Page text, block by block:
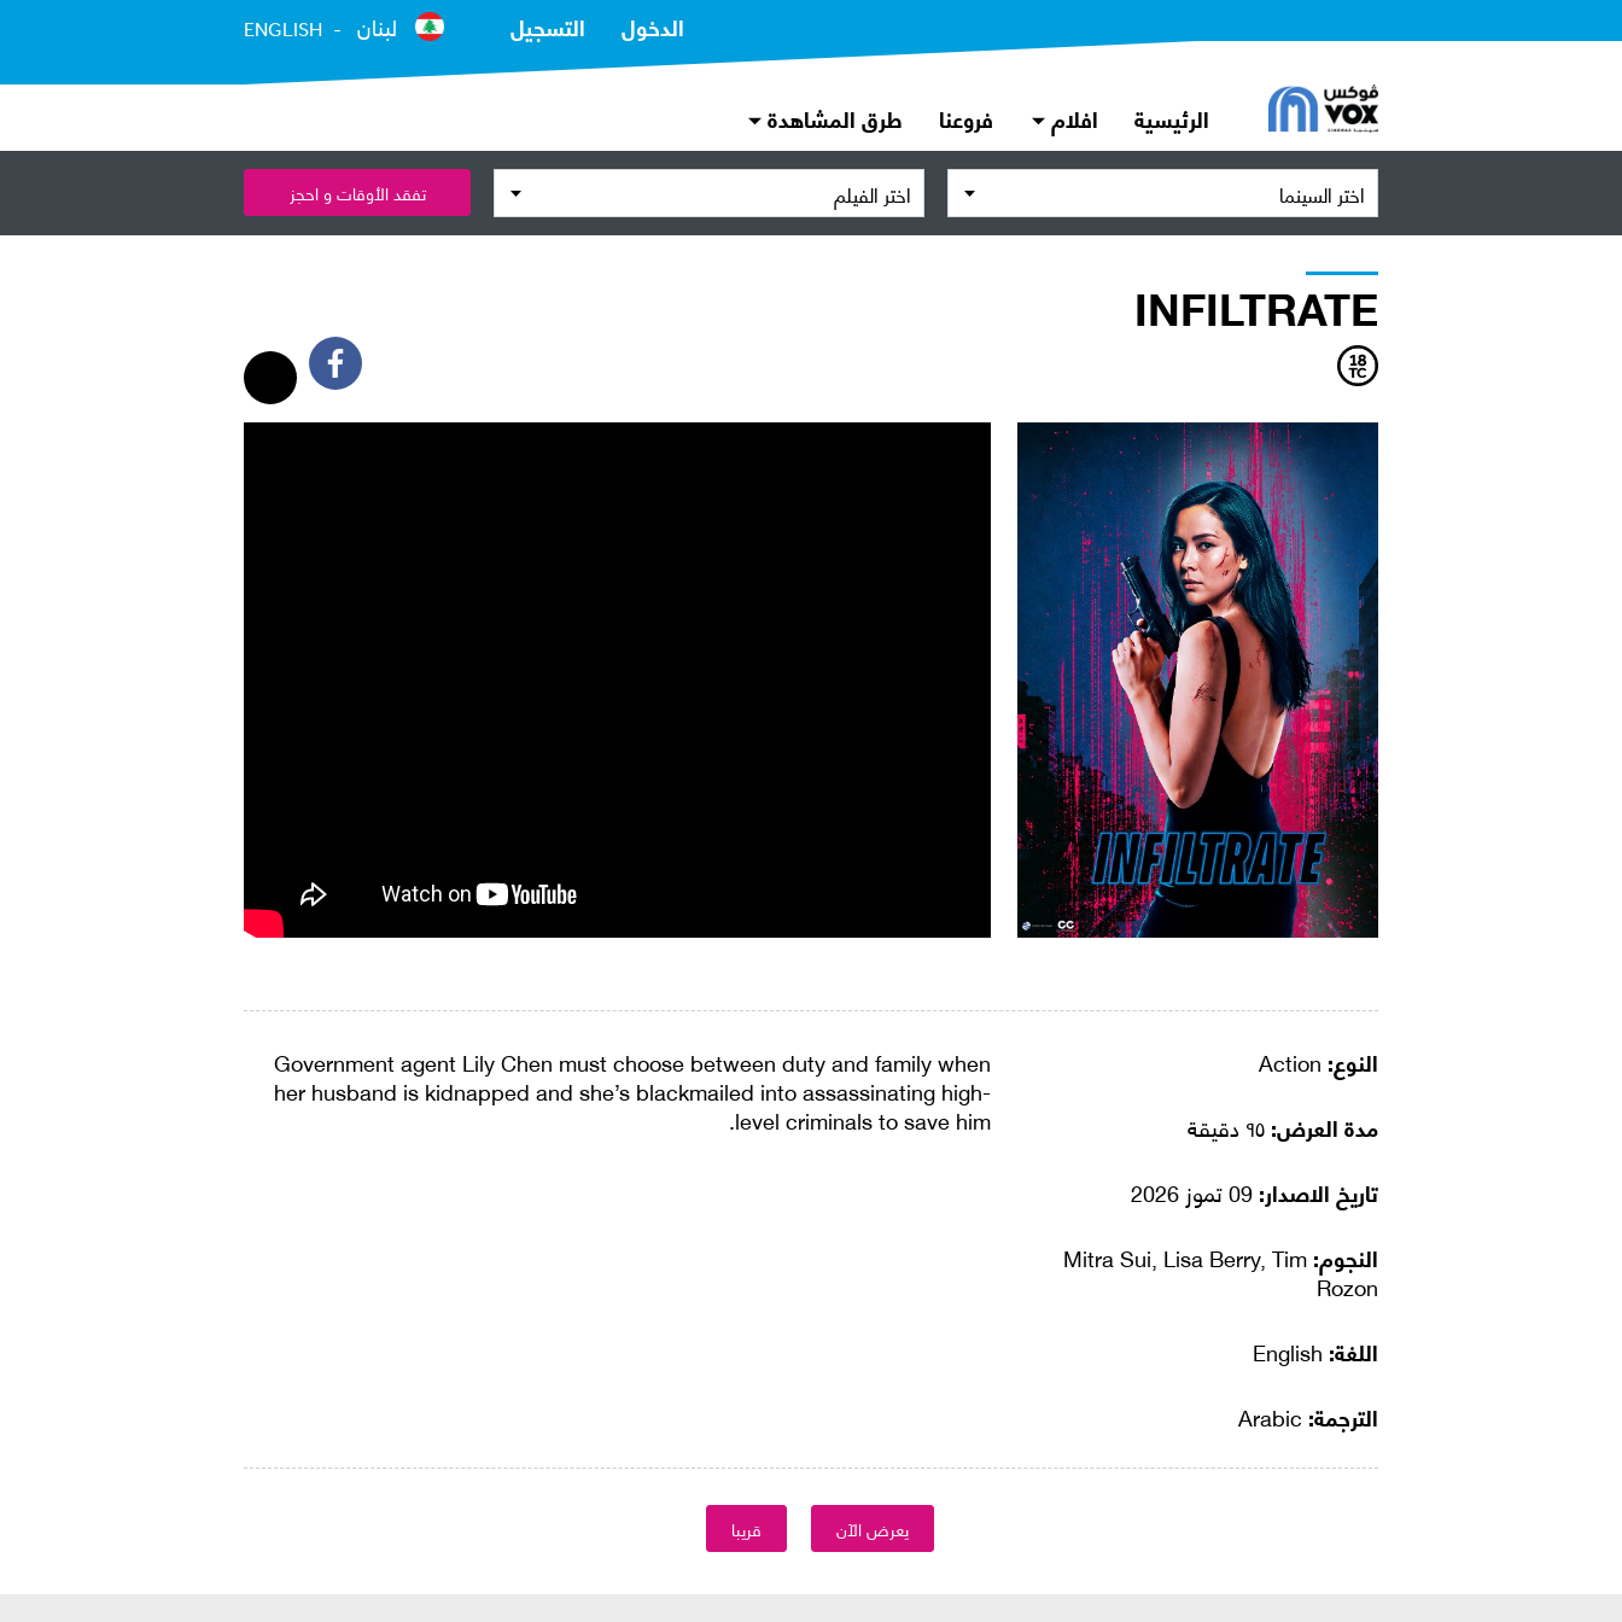
الدخول التسجيل لبنان ENGLISH
الرئيسية افلام فروعنا طرق المشاهدة
اختر السينما اختر الفيلم تفقد الأوقات و احجز
INFILTRATE
النوع:
مدة العرض:
تاريخ الاصدار:
النجوم:Mitra Sui, Lisa Berry, Tim
Rozon
اللغة:
الترجمة:
Government agent Lily Chen must choose between duty and family when
her husband is kidnapped and she’s blackmailed into assassinating high-
level criminals to save him.
يعرض الآن قريبا